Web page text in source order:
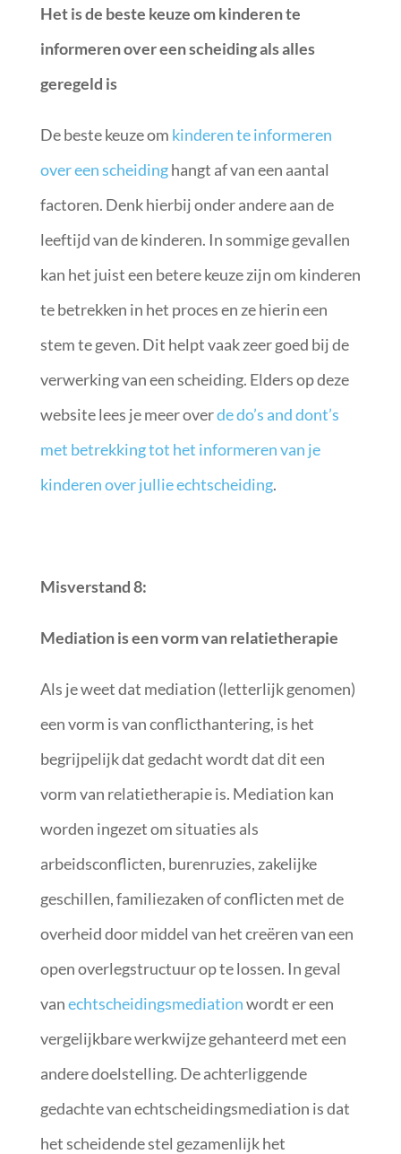
Het is de beste keuze om kinderen te
informeren over een scheiding als alles
geregeld is
De beste keuze om kinderen te informeren
over een scheidinghangt af van een aantal
factoren. Denk hierbij onder andere aan de
leeftijd van de kinderen. In sommige gevallen
kan het juist een betere keuze zijn om kinderen
te betrekken in het proces en ze hierin een
stem te geven. Dit helpt vaak zeer goed bij de
verwerking van een scheiding. Elders op deze
website lees je meer overde do’s and dont’s
met betrekking tot het informeren van je
kinderen over jullie echtscheiding.
Misverstand 8:
Mediation is een vorm van relatietherapie
Als je weet dat mediation (letterlijk genomen)
een vorm is van conflicthantering, is het
begrijpelijk dat gedacht wordt dat dit een
vorm van relatietherapie is. Mediation kan
worden ingezet om situaties als
arbeidsconflicten, burenruzies, zakelijke
geschillen, familiezaken of conflicten met de
overheid door middel van het creëren van een
open overlegstructuur op te lossen. In geval
vanechtscheidingsmediationwordt er een
vergelijkbare werkwijze gehanteerd met een
andere doelstelling. De achterliggende
gedachte van echtscheidingsmediation is dat
het scheidende stel gezamenlijk het